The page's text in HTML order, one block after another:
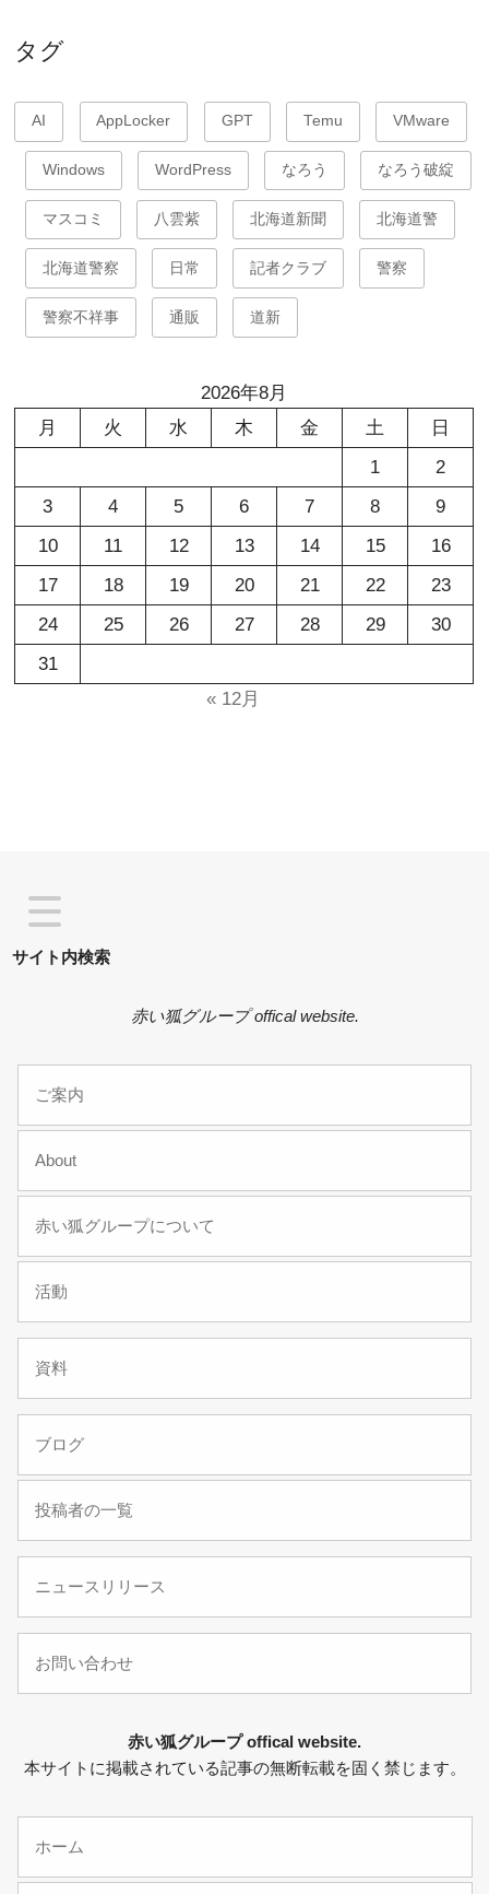
タグ
AI AppLocker GPT Temu VMware
Windows WordPress なろう なろう破綻
マスコミ 八雲紫 北海道新聞 北海道警
北海道警察 日常 記者クラブ 警察
警察不祥事 通販 道新
2026年8月
月
火 水 木 金 土
日
1
2
3
4 5 6 7 8
9
10
11 12 13 14 15
16
17
18 19 20 21 22
23
24
25 26 27 28 29
30
31
« 12月
サイト内検索
赤い狐グループ offical website.
ご案内
About
赤い狐グループについて
活動
資料
ブログ
投稿者の一覧
ニュースリリース
お問い合わせ
赤い狐グループ offical website.
本サイトに掲載されている記事の無断転載を固く禁じます。
ホーム